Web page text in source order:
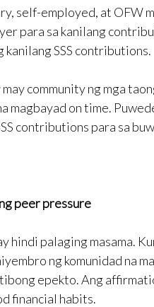
self-employed, at OFW
para sa kanilang
kanilang SSS contributions.
community ng mga
magbayad on time.
contributions para sa
peer pressure
hindi palaging masama.
ng komunidad na
epekto. Ang
financial habits.